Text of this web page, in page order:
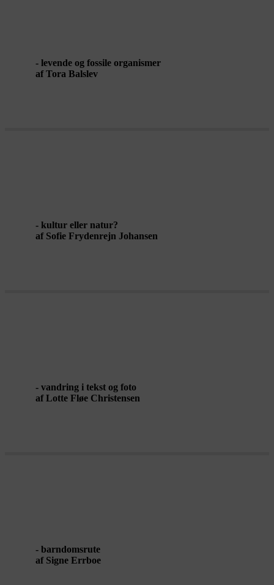
- levende og fossile organismer
af Tora Balslev
- kultur eller natur?
af Sofie Frydenrejn Johansen
- vandring i tekst og foto
af Lotte Fløe Christensen
- barndomsrute
af Signe Errboe